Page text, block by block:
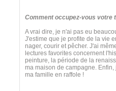
Comment occupez-vous votre
A vrai dire, je n'ai pas eu
J'estime que je profite de la vie
nager, courir et pêcher. J'ai
lectures favorites concernent
peinture, la période de la
ma maison de campagne.
ma famille en raffole !